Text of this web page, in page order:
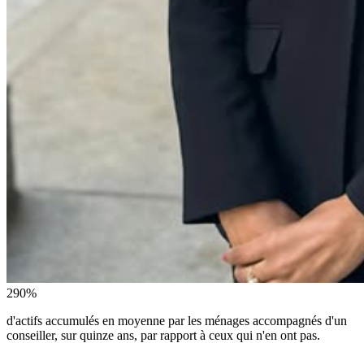
290%
d'actifs accumulés en moyenne par les ménages accompagnés d'un
conseiller, sur quinze ans, par rapport à ceux qui n'en ont pas.